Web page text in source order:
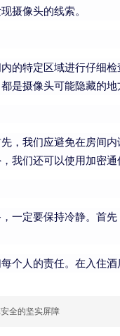
摄像头的线索。
的特定区域进行仔细
是摄像头可能隐藏的
，我们应避免在房间
我们还可以使用加密
一定要保持冷静。首
个人的责任。在入住
全的坚实屏障